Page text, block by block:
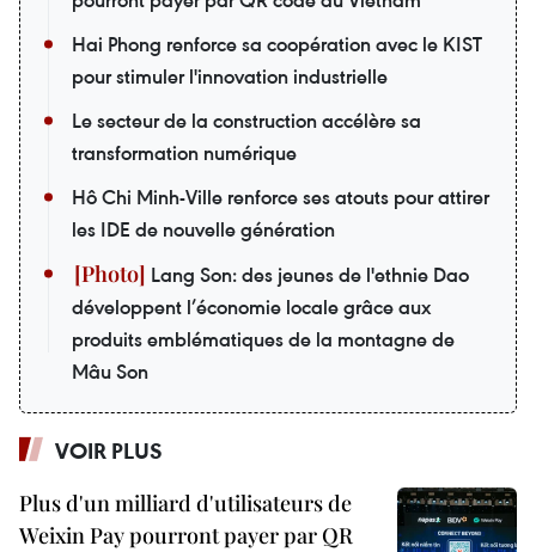
Hai Phong renforce sa coopération avec le KIST
pour stimuler l'innovation industrielle
Le secteur de la construction accélère sa
transformation numérique
Hô Chi Minh-Ville renforce ses atouts pour attirer
les IDE de nouvelle génération
Lang Son: des jeunes de l'ethnie Dao
développent l’économie locale grâce aux
produits emblématiques de la montagne de
Mâu Son
VOIR PLUS
Plus d'un milliard d'utilisateurs de
Weixin Pay pourront payer par QR